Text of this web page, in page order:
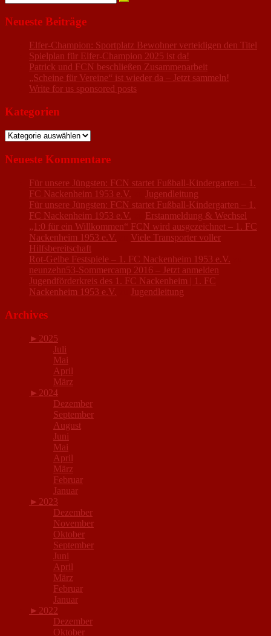
nach:
Neueste Beiträge
Elfer-Champion: Sportplatz Bewohner verteidigen den Titel
Spielplan für Elfer-Champion 2025 ist da!
Patrick und FCN beschließen Zusammenarbeit
„Scheine für Vereine“ ist wieder da – Jetzt sammeln!
Write for us sponsored posts
Kategorien
Kategorien
Neueste Kommentare
Für unsere Jüngsten: FCN startet Fußball-Kindergarten – 1.
FC Nackenheim 1953 e.V.
Jugendleitung
Für unsere Jüngsten: FCN startet Fußball-Kindergarten – 1.
FC Nackenheim 1953 e.V.
Erstanmeldung & Wechsel
„1:0 für ein Willkommen“ FCN wird ausgezeichnet – 1. FC
Nackenheim 1953 e.V.
Viele Transporter voller
Hilfsbereitschaft
Rot-Gelbe Festspiele – 1. FC Nackenheim 1953 e.V.
neunzehn53-Sommercamp 2016 – Jetzt anmelden
Jugendförderkreis des 1. FC Nackenheim | 1. FC
Nackenheim 1953 e.V.
Jugendleitung
Archives
► 2025
Juli
Mai
April
März
► 2024
Dezember
September
August
Juni
Mai
April
März
Februar
Januar
► 2023
Dezember
November
Oktober
September
Juni
April
März
Februar
Januar
► 2022
Dezember
Oktober